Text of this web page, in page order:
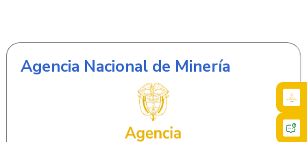
Agencia Nacional de Minería